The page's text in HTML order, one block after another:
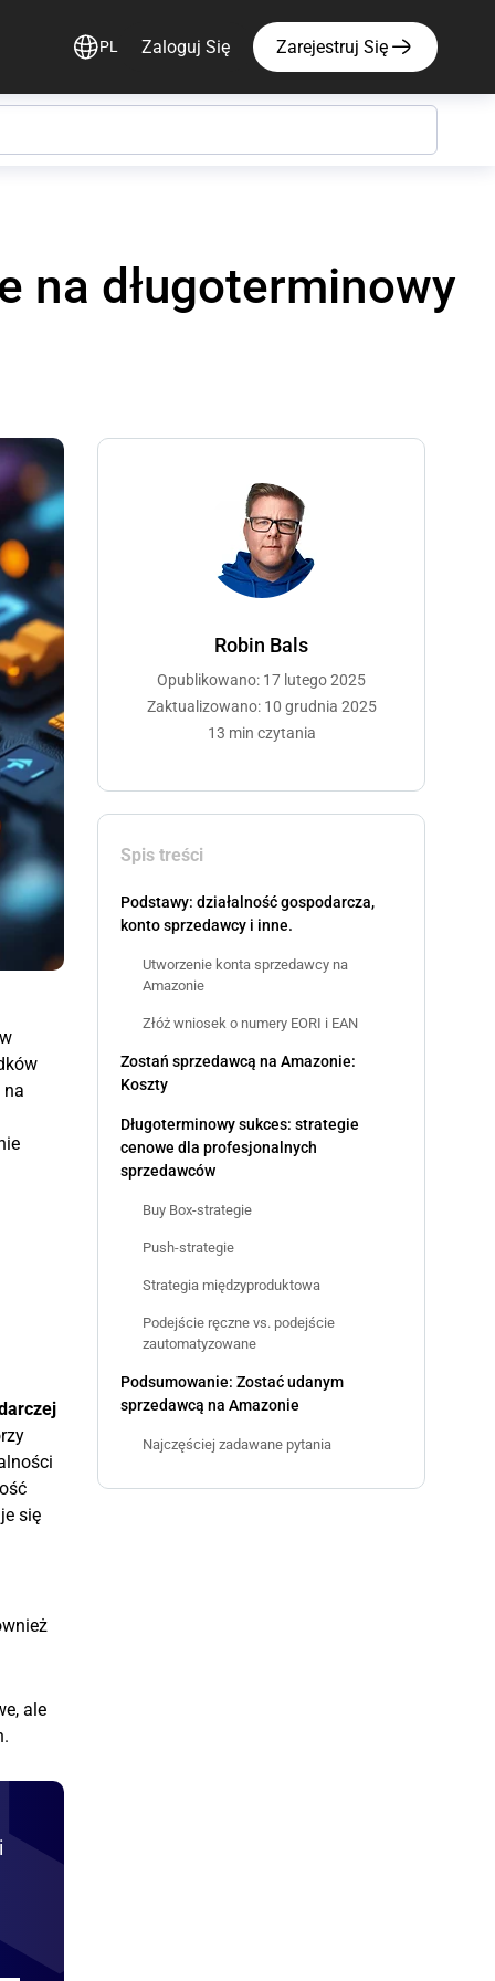
PL Zaloguj Się Zarejestruj Się
na długoterminowy
Robin Bals
Opublikowano: 17 lutego 2025
Zaktualizowano: 10 grudnia 2025
13 min czytania
Spis treści
Podstawy: działalność gospodarcza,
konto sprzedawcy i inne.
Utworzenie konta sprzedawcy na
Amazonie
Złóż wniosek o numery EORI i EAN
Zostań sprzedawcą na Amazonie:
Koszty
Długoterminowy sukces: strategie
cenowe dla profesjonalnych
sprzedawców
Buy Box-strategie
Push-strategie
Strategia międzyproduktowa
Podejście ręczne vs. podejście
zautomatyzowane
Podsumowanie: Zostać udanym
sprzedawcą na Amazonie
Najczęściej zadawane pytania
na
się
ale